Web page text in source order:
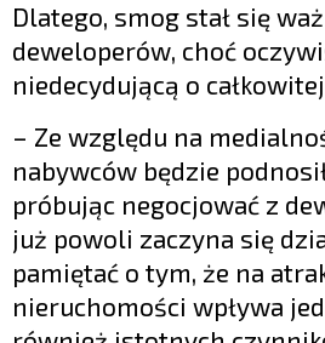
Dlatego, smog stał się
deweloperów, choć
niedecydującą o
– Ze względu na
nabywców będzie
próbując negocjować z
już powoli zaczyna się
pamiętać o tym, że na
nieruchomości wpływa